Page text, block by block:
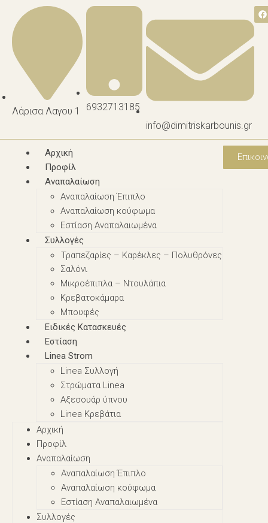
Λάρισα Λαγου 1
6932713185
info@dimitriskarbounis.gr
Αρχική
Προφίλ
Αναπαλαίωση
Αναπαλαίωση Έπιπλο
Αναπαλαίωση κούφωμα
Εστίαση Αναπαλαιωμένα
Συλλογές
Τραπεζαρίες – Καρέκλες – Πολυθρόνες
Σαλόνι
Μικροέπιπλα – Nτουλάπια
Κρεβατοκάμαρα
Μπουφές
Ειδικές Κατασκευές
Εστίαση
Linea Strom
Linea Συλλογή
Στρώματα Linea
Αξεσουάρ ύπνου
Linea Κρεβάτια
Αρχική
Προφίλ
Αναπαλαίωση
Αναπαλαίωση Έπιπλο
Αναπαλαίωση κούφωμα
Εστίαση Αναπαλαιωμένα
Συλλογές